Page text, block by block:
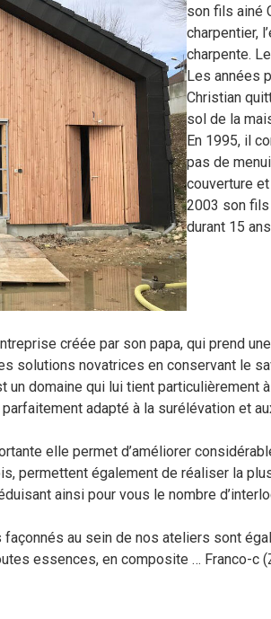
son fils ainé
charpentier,
charpente.
Les années
Christian
sol de la
En 1995, il
pas de
couverture
2003 son
durant 15
créée par son papa, qui prend
solutions novatrices en conservant le
un domaine qui lui tient
adapté à la surélévation et
elle permet d’améliorer
permettent également de réaliser la
ainsi pour vous le nombre
au sein de nos ateliers sont
essences, en composite … Franco-c